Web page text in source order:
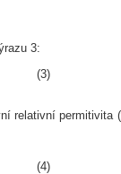
3:
(3)
relativní permitivita
(4)